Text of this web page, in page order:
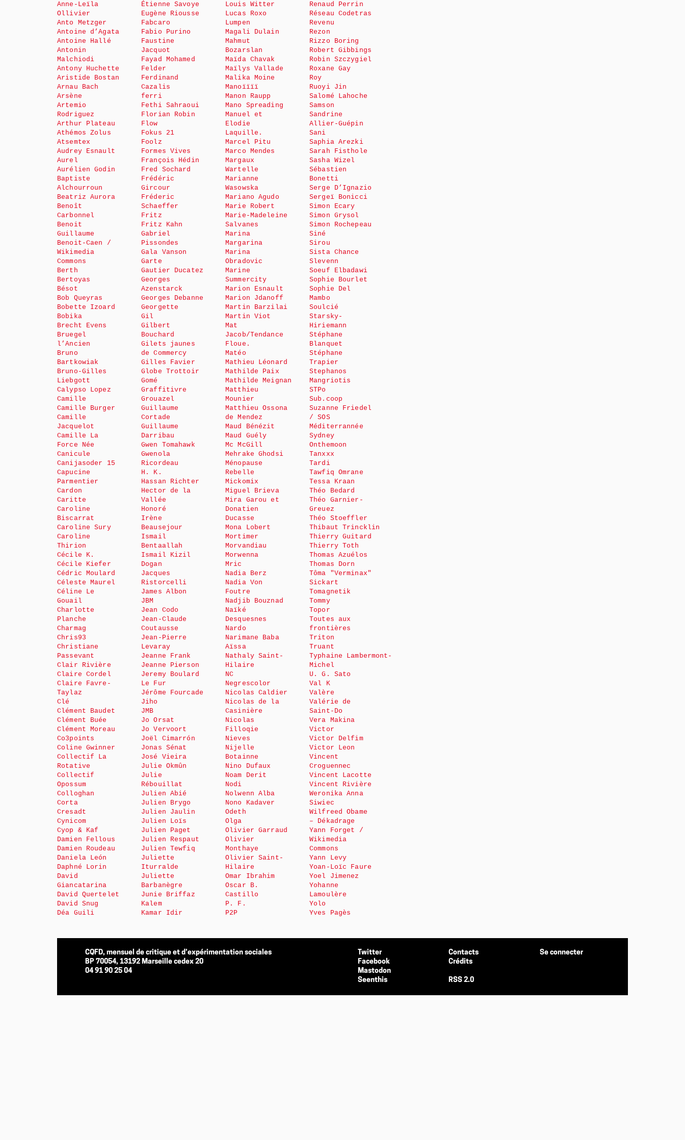
Anne-Leïla
Ollivier
Anto Metzger
Antoine d’Agata
Antoine Hallé
Antonin
Malchiodi
Antony Huchette
Aristide Bostan
Arnau Bach
Arsène
Artemio
Rodriguez
Arthur Plateau
Athémos Zolus
Atsemtex
Audrey Esnault
Aurel
Aurélien Godin
Baptiste
Alchourroun
Beatriz Aurora
Benoît
Carbonnel
Benoit
Guillaume
Benoit-Caen /
Wikimedia
Commons
Berth
Bertoyas
Bésot
Bob Queyras
Bobette Izoard
Bobika
Brecht Evens
Bruegel
l’Ancien
Bruno
Bartkowiak
Bruno-Gilles
Liebgott
Calypso Lopez
Camille
Camille Burger
Camille
Jacquelot
Camille La
Force Née
Canicule
Canijasoder 15
Capucine
Parmentier
Cardon
Caritte
Caroline
Biscarrat
Caroline Sury
Caroline
Thirion
Cécile K.
Cécile Kiefer
Cédric Moulard
Céleste Maurel
Céline Le
Gouail
Charlotte
Planche
Charmag
Chris93
Christiane
Passevant
Clair Rivière
Claire Cordel
Claire Favre-
Taylaz
Clé
Clément Baudet
Clément Buée
Clément Moreau
Co3points
Coline Gwinner
Collectif La
Rotative
Collectif
Opossum
Colloghan
Corta
Cresadt
Cynicom
Cyop & Kaf
Damien Fellous
Damien Roudeau
Daniela León
Daphné Lorin
David
Giancatarina
David Quertelet
David Snug
Déa Guili
Étienne Savoye
Eugène Riousse
Fabcaro
Fabio Purino
Faustine
Jacquot
Fayad Mohamed
Felder
Ferdinand
Cazalis
ferri
Fethi Sahraoui
Florian Robin
Flow
Fokus 21
Foolz
Formes Vives
François Hédin
Fred Sochard
Frédéric
Gircour
Fréderic
Schaeffer
Fritz
Fritz Kahn
Gabriel
Pissondes
Gala Vanson
Garte
Gautier Ducatez
Georges
Azenstarck
Georges Debanne
Georgette
Gil
Gilbert
Bouchard
Gilets jaunes
de Commercy
Gilles Favier
Globe Trottoir
Gomé
Graffitivre
Grouazel
Guillaume
Cortade
Guillaume
Darribau
Gwen Tomahawk
Gwenola
Ricordeau
H. K.
Hassan Richter
Hector de la
Vallée
Honoré
Irène
Beausejour
Ismail
Bentaallah
Ismail Kizil
Dogan
Jacques
Ristorcelli
James Albon
JBM
Jean Codo
Jean-Claude
Coutausse
Jean-Pierre
Levaray
Jeanne Frank
Jeanne Pierson
Jeremy Boulard
Le Fur
Jérôme Fourcade
Jiho
JMB
Jo Orsat
Jo Vervoort
Joël Cimarrón
Jonas Sénat
José Vieira
Julie Okmûn
Julie
Rébouillat
Julien Abié
Julien Brygo
Julien Jaulin
Julien Loïs
Julien Paget
Julien Respaut
Julien Tewfiq
Juliette
Iturralde
Juliette
Barbanègre
Junie Briffaz
Kalem
Kamar Idir
Louis Witter
Lucas Roxo
Lumpen
Magali Dulain
Mahmut
Bozarslan
Maïda Chavak
Maïlys Vallade
Malika Moine
Manoïïïï
Manon Raupp
Mano Spreading
Manuel et
Elodie
Laquille.
Marcel Pitu
Marco Mendes
Margaux
Wartelle
Marianne
Wasowska
Mariano Agudo
Marie Robert
Marie-Madeleine
Salvanes
Marina
Margarina
Marina
Obradovic
Marine
Summercity
Marion Esnault
Marion Jdanoff
Martin Barzilai
Martin Viot
Mat
Jacob/Tendance
Floue.
Matéo
Mathieu Léonard
Mathilde Paix
Mathilde Meignan
Matthieu
Mounier
Matthieu Ossona
de Mendez
Maud Bénézit
Maud Guély
Mc McGill
Mehrake Ghodsi
Ménopause
Rebelle
Mickomix
Miguel Brieva
Mira Garou et
Donatien
Ducasse
Mona Lobert
Mortimer
Morvandiau
Morwenna
Mric
Nadia Berz
Nadia Von
Foutre
Nadjib Bouznad
Naïké
Desquesnes
Nardo
Narimane Baba
Aïssa
Nathaly Saint-
Hilaire
NC
Negrescolor
Nicolas Caldier
Nicolas de la
Casinière
Nicolas
Filloqie
Nieves
Nijelle
Botainne
Nino Dufaux
Noam Derit
Nodi
Nolwenn Alba
Nono Kadaver
Odeth
Olga
Olivier Garraud
Olivier
Monthaye
Olivier Saint-
Hilaire
Omar Ibrahim
Oscar B.
Castillo
P. F.
P2P
Renaud Perrin
Réseau Codetras
Revenu
Rezon
Rizzo Boring
Robert Gibbings
Robin Szczygiel
Roxane Gay
Roy
Ruoyi Jin
Salomé Lahoche
Samson
Sandrine
Allier-Guépin
Sani
Saphia Arezki
Sarah Fisthole
Sasha Wizel
Sébastien
Bonetti
Serge D’Ignazio
Sergeï Bonicci
Simon Ecary
Simon Grysol
Simon Rochepeau
Siné
Sirou
Sista Chance
Slevenn
Soeuf Elbadawi
Sophie Bourlet
Sophie Del
Mambo
Soulcié
Starsky-
Hiriemann
Stéphane
Blanquet
Stéphane
Trapier
Stephanos
Mangriotis
STPo
Sub.coop
Suzanne Friedel
/ SOS
Méditerrannée
Sydney
Onthemoon
Tanxxx
Tardi
Tawfiq Omrane
Tessa Kraan
Théo Bedard
Théo Garnier-
Greuez
Théo Stoeffler
Thibaut Trincklin
Thierry Guitard
Thierry Toth
Thomas Azuélos
Thomas Dorn
Tôma "Verminax"
Sickart
Tomagnetik
Tommy
Topor
Toutes aux
frontières
Triton
Truant
Typhaine Lambermont-
Michel
U. G. Sato
Val K
Valère
Valérie de
Saint-Do
Vera Makina
Victor
Victor Delfim
Victor Leon
Vincent
Croguennec
Vincent Lacotte
Vincent Rivière
Weronika Anna
Siwiec
Wilfreed Obame
– Dékadrage
Yann Forget /
Wikimedia
Commons
Yann Levy
Yoan-Loïc Faure
Yoel Jimenez
Yohanne
Lamoulère
Yolo
Yves Pagès
CQFD, mensuel de critique et d’expérimentation sociales
BP 70054, 13192 Marseille cedex 20
04 91 90 25 04
Twitter
Facebook
Mastodon
Seenthis
Contacts
Crédits
RSS 2.0
Se connecter